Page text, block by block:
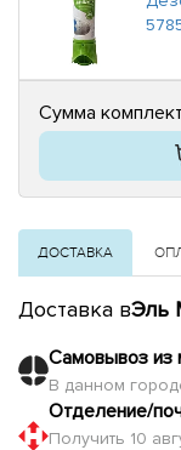
Сумма
ДОСТАВКА
Доставка вЭль
Самовывоз из
В данном
Отделение/
Получить 10